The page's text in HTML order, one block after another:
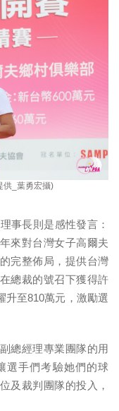
供_葉勇宏攝)
事長則是感性發言：
來對台灣女子高爾夫
完整佈局，提供台灣
總裁的號召下獲得許
升至810萬元，激勵選
總經理專業團隊的用
選手們考驗她們的球
及裁判團隊的投入，